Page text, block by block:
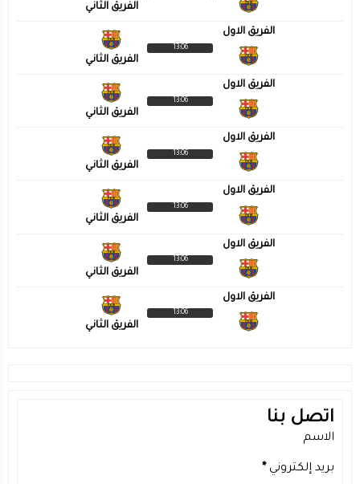
الفريق الثاني
الفريق الاول
13:06
الفريق الثاني
الفريق الاول
13:06
الفريق الثاني
الفريق الاول
13:06
الفريق الثاني
الفريق الاول
13:06
الفريق الثاني
الفريق الاول
13:06
الفريق الثاني
الفريق الاول
13:06
الفريق الثاني
اتصل بنا
الاسم
بريد إلكتروني *